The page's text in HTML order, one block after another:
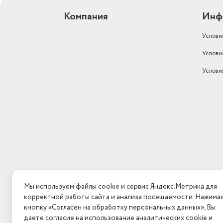
Компания
Мы используем файлы cookie и сервис Яндекс.Метрика для
корректной работы сайта и анализа посещаемости. Нажимая
кнопку «Согласен на обработку персональных данных», Вы
даете согласие на использование аналитических cookie и